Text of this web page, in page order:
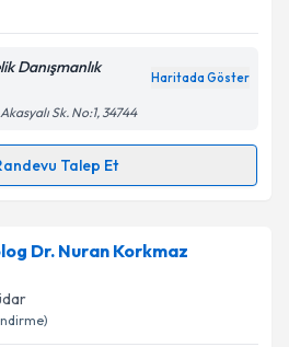
işlenmesine ilişkin
ve kişisel verilerimin belirtilen
kabul ediyorum.
Danışmanlık
Haritada Göster
Sk. No:1, 34744
Talep Et
Talebi
Çelikiçin randevu takvimi
bu uzmandan randevu almanız
e-posta ile
Dr. Nuran Korkmaz